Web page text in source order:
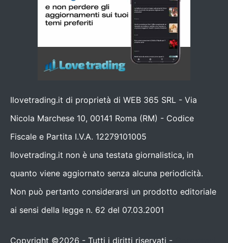
Ilovetrading.it di proprietà di WEB 365 SRL - Via
Nicola Marchese 10, 00141 Roma (RM) - Codice
Fiscale e Partita I.V.A. 12279101005
Ilovetrading.it non è una testata giornalistica, in
quanto viene aggiornato senza alcuna periodicità.
Non può pertanto considerarsi un prodotto editoriale
ai sensi della legge n. 62 del 07.03.2001
Copyright ©2026 - Tutti i diritti riservati -